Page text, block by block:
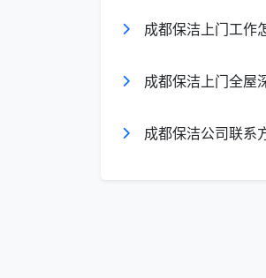
每月2次（低频
双
在600元至800元区间
成都保洁上门工作
成都保洁上门全屋
成都保洁公司联系